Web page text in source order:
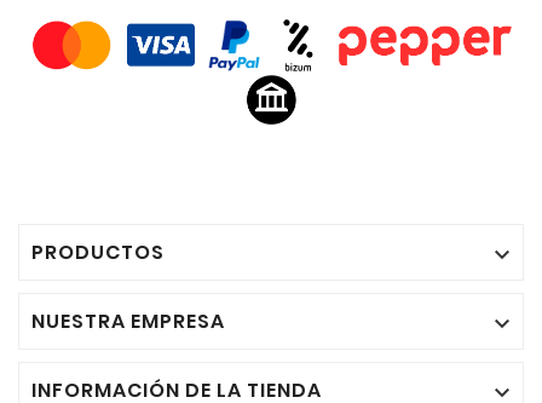
PRODUCTOS 
NUESTRA EMPRESA 
INFORMACIÓN DE LA TIENDA 